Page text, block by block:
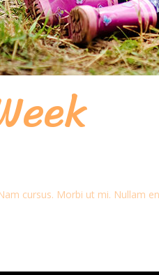
cursus. Morbi ut mi. Nullam